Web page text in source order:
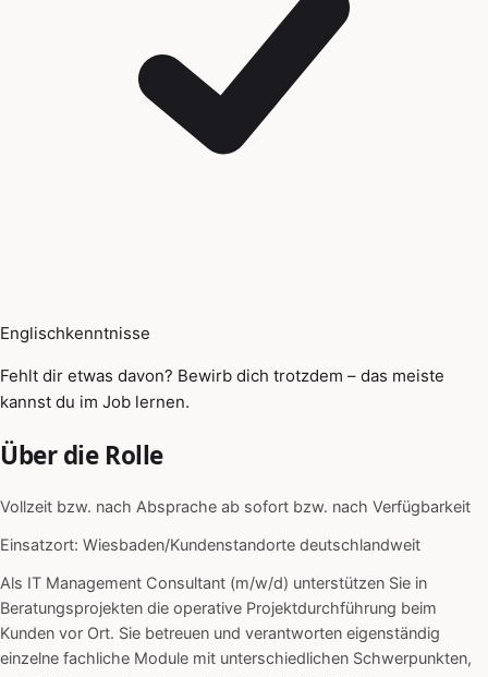
Englischkenntnisse
Fehlt dir etwas davon? Bewirb dich trotzdem – das meiste
kannst du im Job lernen.
Über die Rolle
Vollzeit bzw. nach Absprache ab sofort bzw. nach Verfügbarkeit
Einsatzort: Wiesbaden/Kundenstandorte deutschlandweit
Als IT Management Consultant (m/w/d) unterstützen Sie in
Beratungsprojekten die operative Projektdurchführung beim
Kunden vor Ort. Sie betreuen und verantworten eigenständig
einzelne fachliche Module mit unterschiedlichen Schwerpunkten,